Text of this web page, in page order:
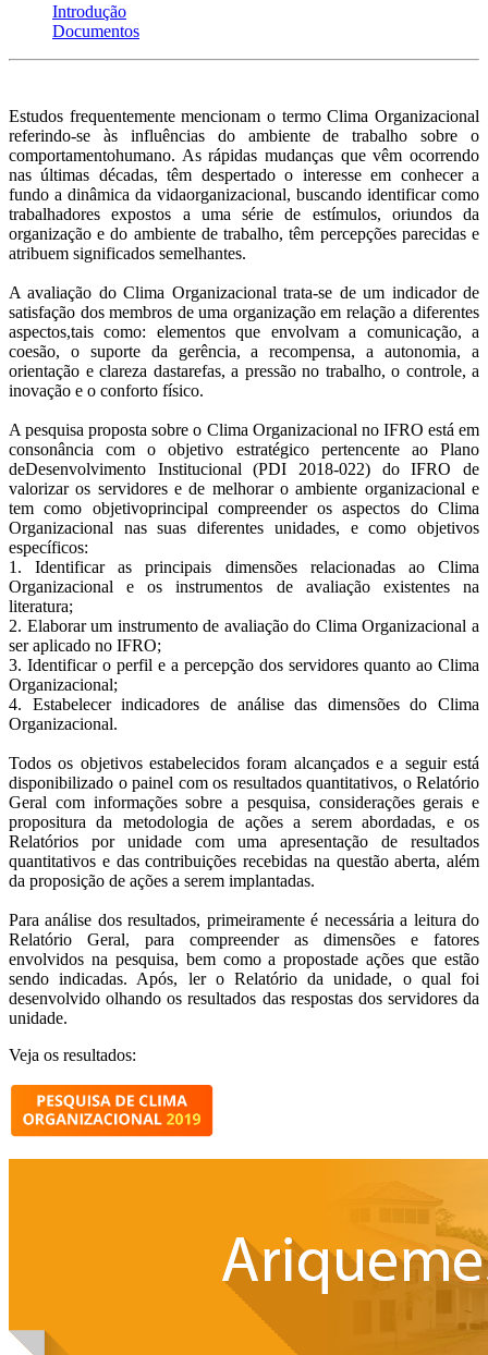
Introdução
Documentos
Estudos frequentemente mencionam o termo Clima Organizacional
referindo-se às influências do ambiente de trabalho sobre o
comportamentohumano. As rápidas mudanças que vêm ocorrendo
nas últimas décadas, têm despertado o interesse em conhecer a
fundo a dinâmica da vidaorganizacional, buscando identificar como
trabalhadores expostos a uma série de estímulos, oriundos da
organização e do ambiente de trabalho, têm percepções parecidas e
atribuem significados semelhantes.
A avaliação do Clima Organizacional trata-se de um indicador de
satisfação dos membros de uma organização em relação a diferentes
aspectos,tais como: elementos que envolvam a comunicação, a
coesão, o suporte da gerência, a recompensa, a autonomia, a
orientação e clareza dastarefas, a pressão no trabalho, o controle, a
inovação e o conforto físico.
A pesquisa proposta sobre o Clima Organizacional no IFRO está em
consonância com o objetivo estratégico pertencente ao Plano
deDesenvolvimento Institucional (PDI 2018-022) do IFRO de
valorizar os servidores e de melhorar o ambiente organizacional e
tem como objetivoprincipal compreender os aspectos do Clima
Organizacional nas suas diferentes unidades, e como objetivos
específicos:
1. Identificar as principais dimensões relacionadas ao Clima
Organizacional e os instrumentos de avaliação existentes na
literatura;
2. Elaborar um instrumento de avaliação do Clima Organizacional a
ser aplicado no IFRO;
3. Identificar o perfil e a percepção dos servidores quanto ao Clima
Organizacional;
4. Estabelecer indicadores de análise das dimensões do Clima
Organizacional.
Todos os objetivos estabelecidos foram alcançados e a seguir está
disponibilizado o painel com os resultados quantitativos, o Relatório
Geral com informações sobre a pesquisa, considerações gerais e
propositura da metodologia de ações a serem abordadas, e os
Relatórios por unidade com uma apresentação de resultados
quantitativos e das contribuições recebidas na questão aberta, além
da proposição de ações a serem implantadas.
Para análise dos resultados, primeiramente é necessária a leitura do
Relatório Geral, para compreender as dimensões e fatores
envolvidos na pesquisa, bem como a propostade ações que estão
sendo indicadas. Após, ler o Relatório da unidade, o qual foi
desenvolvido olhando os resultados das respostas dos servidores da
unidade.
Veja os resultados: